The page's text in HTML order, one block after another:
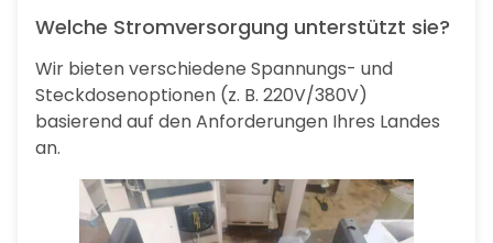
Welche Stromversorgung unterstützt sie?
Wir bieten verschiedene Spannungs- und
Steckdosenoptionen (z. B. 220V/380V)
basierend auf den Anforderungen Ihres Landes
an.